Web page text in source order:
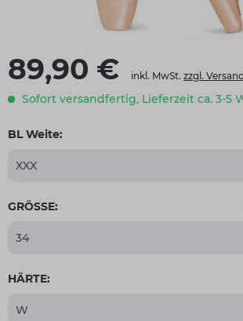
89,90 € inkl. MwSt. zzgl.
Sofort versandfertig, Lieferzeit ca. 3-5
BL Weite:
GRÖSSE:
HÄRTE: